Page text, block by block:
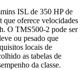
ISL de 350 HP de
que oferece velocidades
O TMS500-2 pode ser
ou pesado que
locais de
as tabelas de
da classe.